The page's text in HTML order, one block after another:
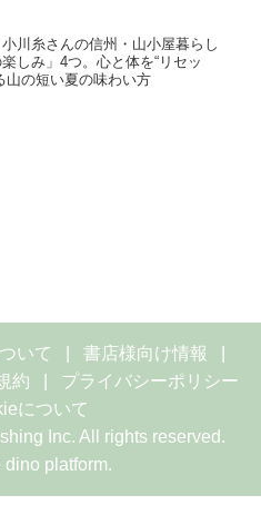
川糸さんの信州・山小屋暮らし
楽しみ」4つ。心と体を“リセッ
山の短い夏の味わい方
いて
書店様向け情報
約
プライバシーポリシー
について
Inc. All rights reserved.
dino platform.